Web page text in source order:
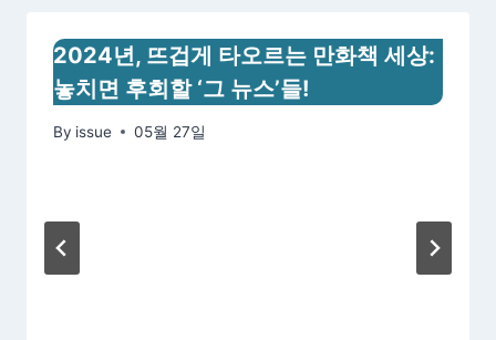
2024년, 뜨겁게 타오르는 만화책 세상:
놓치면 후회할 ‘그 뉴스’들!
By issue 05월 27일